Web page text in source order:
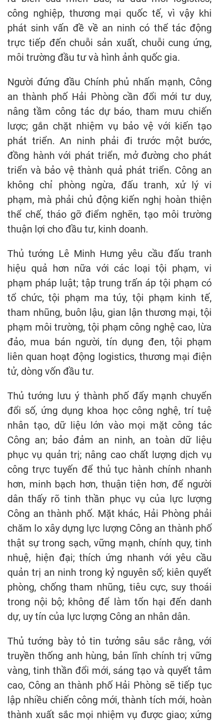
công nghiệp, thương mại quốc tế, vì vậy khi
phát sinh vấn đề về an ninh có thể tác động
trực tiếp đến chuỗi sản xuất, chuỗi cung ứng,
môi trường đầu tư và hình ảnh quốc gia.
Người đứng đầu Chính phủ nhấn mạnh, Công
an thành phố Hải Phòng cần đổi mới tư duy,
nâng tầm công tác dự báo, tham mưu chiến
lược; gắn chặt nhiệm vụ bảo vệ với kiến tạo
phát triển. An ninh phải đi trước một bước,
đồng hành với phát triển, mở đường cho phát
triển và bảo vệ thành quả phát triển. Công an
không chỉ phòng ngừa, đấu tranh, xử lý vi
phạm, mà phải chủ động kiến nghị hoàn thiện
thể chế, tháo gỡ điểm nghẽn, tạo môi trường
thuận lợi cho đầu tư, kinh doanh.
Thủ tướng Lê Minh Hưng yêu cầu đấu tranh
hiệu quả hơn nữa với các loại tội phạm, vi
phạm pháp luật; tập trung trấn áp tội phạm có
tổ chức, tội phạm ma túy, tội phạm kinh tế,
tham nhũng, buôn lậu, gian lận thương mại, tội
phạm môi trường, tội phạm công nghệ cao, lừa
đảo, mua bán người, tín dụng đen, tội phạm
liên quan hoạt động logistics, thương mại điện
tử, dòng vốn đầu tư.
Thủ tướng lưu ý thành phố đẩy mạnh chuyển
đổi số, ứng dụng khoa học công nghệ, trí tuệ
nhân tạo, dữ liệu lớn vào mọi mặt công tác
Công an; bảo đảm an ninh, an toàn dữ liệu
phục vụ quản trị; nâng cao chất lượng dịch vụ
công trực tuyến để thủ tục hành chính nhanh
hơn, minh bạch hơn, thuận tiện hơn, để người
dân thấy rõ tinh thần phục vụ của lực lượng
Công an thành phố. Mặt khác, Hải Phòng phải
chăm lo xây dựng lực lượng Công an thành phố
thật sự trong sạch, vững mạnh, chính quy, tinh
nhuệ, hiện đại; thích ứng nhanh với yêu cầu
quản trị an ninh trong kỷ nguyên số; kiên quyết
phòng, chống tham nhũng, tiêu cực, suy thoái
trong nội bộ; không để làm tổn hại đến danh
dự, uy tín của lực lượng Công an nhân dân.
Thủ tướng bày tỏ tin tưởng sâu sắc rằng, với
truyền thống anh hùng, bản lĩnh chính trị vững
vàng, tinh thần đổi mới, sáng tạo và quyết tâm
cao, Công an thành phố Hải Phòng sẽ tiếp tục
lập nhiều chiến công mới, thành tích mới, hoàn
thành xuất sắc mọi nhiệm vụ được giao; xứng